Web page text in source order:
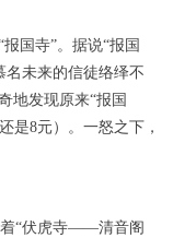
国寺”。据说“报国
名未来的信徒络绎不
地发现原来“报国
是8元）。一怒之下，
着“伏虎寺——清音阁